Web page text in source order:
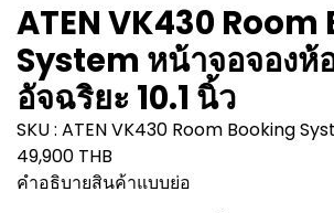
ATEN VK430
System หน้าจอจองห้
อัจฉริยะ 10.1 นิ้ว
SKU : ATEN VK430 Room Booking
49,900 THB
คำอธิบายสินค้าแบบย่อ